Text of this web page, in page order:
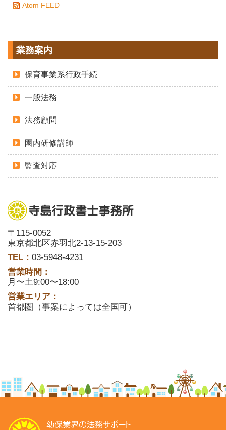
Atom FEED
業務案内
保育事業系行政手続
一般法務
法務顧問
園内研修講師
監査対応
〒115-0052
東京都北区赤羽北2-13-15-203
TEL： 03-5948-4231
営業時間：
月〜土9:00〜18:00
営業エリア：
首都圏（事案によっては全国可）